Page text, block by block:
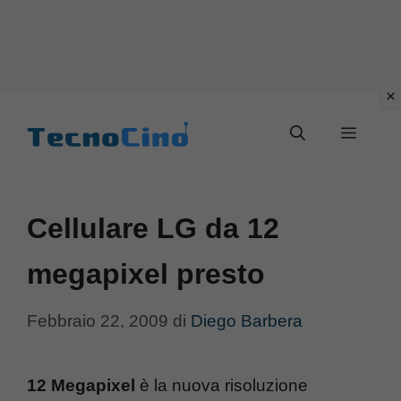
Menu
Cellulare LG da 12
megapixel presto
Febbraio 22, 2009 di Diego Barbera
12 Megapixel è la nuova risoluzione